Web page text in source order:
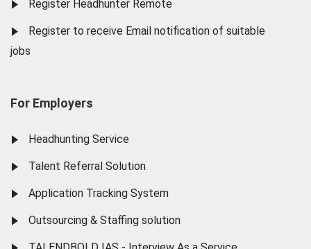
Register Headhunter Remote
Register to receive Email notification of suitable
jobs
For Employers
Headhunting Service
Talent Referral Solution
Application Tracking System
Outsourcing & Staffing solution